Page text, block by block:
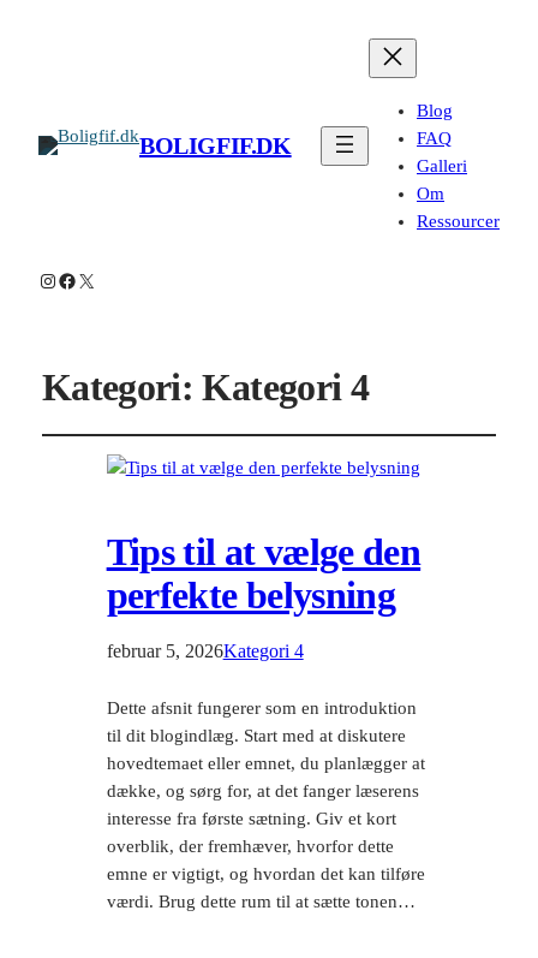
BOLIGFIF.DK
Blog
FAQ
Galleri
Om
Ressourcer
Instagram
Facebook
X
Kategori:Kategori 4
Tips til at vælge den
perfekte belysning
februar 5, 2026Kategori 4
Dette afsnit fungerer som en introduktion
til dit blogindlæg. Start med at diskutere
hovedtemaet eller emnet, du planlægger at
dække, og sørg for, at det fanger læserens
interesse fra første sætning. Giv et kort
overblik, der fremhæver, hvorfor dette
emne er vigtigt, og hvordan det kan tilføre
værdi. Brug dette rum til at sætte tonen…